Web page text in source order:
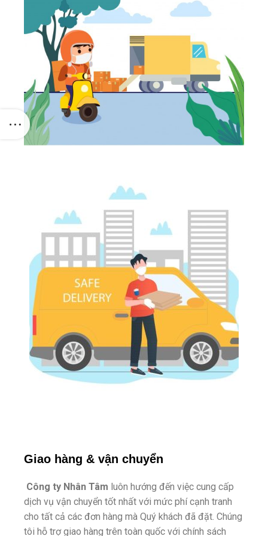
Giao hàng & vận chuyển
Công ty Nhân Tâm luôn hướng đến việc cung cấp
dịch vụ vận chuyển tốt nhất với mức phí cạnh tranh
cho tất cả các đơn hàng mà Quý khách đã đặt. Chúng
tôi hỗ trợ giao hàng trên toàn quốc với chính sách